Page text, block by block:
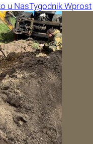
u NasTygodnik Wprost